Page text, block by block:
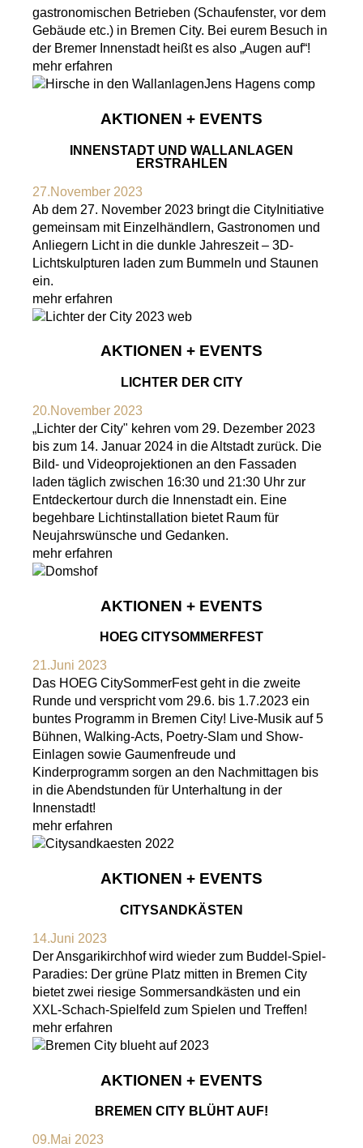
gastronomischen Betrieben (Schaufenster, vor dem
Gebäude etc.) in Bremen City. Bei eurem Besuch in
der Bremer Innenstadt heißt es also „Augen auf“!
mehr erfahren
AKTIONEN + EVENTS
INNENSTADT UND WALLANLAGEN
ERSTRAHLEN
27.November 2023
Ab dem 27. November 2023 bringt die CityInitiative
gemeinsam mit Einzelhändlern, Gastronomen und
Anliegern Licht in die dunkle Jahreszeit – 3D-
Lichtskulpturen laden zum Bummeln und Staunen
ein.
mehr erfahren
AKTIONEN + EVENTS
LICHTER DER CITY
20.November 2023
„Lichter der City" kehren vom 29. Dezember 2023
bis zum 14. Januar 2024 in die Altstadt zurück. Die
Bild- und Videoprojektionen an den Fassaden
laden täglich zwischen 16:30 und 21:30 Uhr zur
Entdeckertour durch die Innenstadt ein. Eine
begehbare Lichtinstallation bietet Raum für
Neujahrswünsche und Gedanken.
mehr erfahren
AKTIONEN + EVENTS
HOEG CITYSOMMERFEST
21.Juni 2023
Das HOEG CitySommerFest geht in die zweite
Runde und verspricht vom 29.6. bis 1.7.2023 ein
buntes Programm in Bremen City! Live-Musik auf 5
Bühnen, Walking-Acts, Poetry-Slam und Show-
Einlagen sowie Gaumenfreude und
Kinderprogramm sorgen an den Nachmittagen bis
in die Abendstunden für Unterhaltung in der
Innenstadt!
mehr erfahren
AKTIONEN + EVENTS
CITYSANDKÄSTEN
14.Juni 2023
Der Ansgarikirchhof wird wieder zum Buddel-Spiel-
Paradies: Der grüne Platz mitten in Bremen City
bietet zwei riesige Sommersandkästen und ein
XXL-Schach-Spielfeld zum Spielen und Treffen!
mehr erfahren
AKTIONEN + EVENTS
BREMEN CITY BLÜHT AUF!
09.Mai 2023